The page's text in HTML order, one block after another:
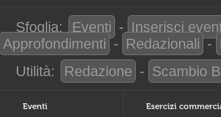
Sfoglia: Eventi - Inserisci
Approfondimenti - Redazionali -
Utilità:
Redazione - Scambio
Eventi Esercizi